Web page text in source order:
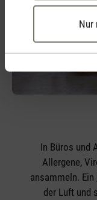
Nur
In Büros und
Allergene,
ansammeln. Ein
der Luft und